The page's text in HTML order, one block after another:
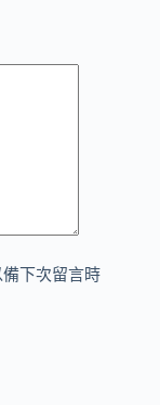
下次留言時